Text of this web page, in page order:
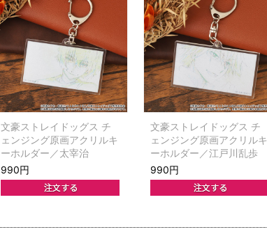
文豪ストレイドッグス チ
ェンジング原画アクリルキ
ーホルダー／太宰治
990円
文豪ストレイドッグス チ
ェンジング原画アクリルキ
ーホルダー／江戸川乱歩
990円